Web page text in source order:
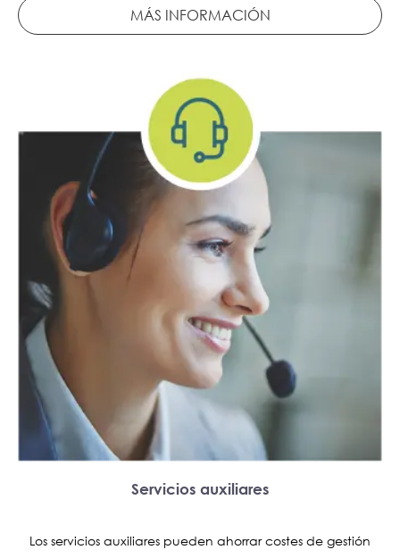
MÁS INFORMACIÓN
Servicios auxiliares
Los servicios auxiliares pueden ahorrar costes de gestión